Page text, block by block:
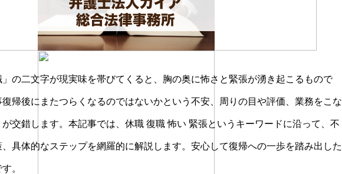
の二文字が現実味を帯びてくると、胸の奥に怖さと緊張が湧き起こるもので
帰後にまたつらくなるのではないかという不安、周りの目や評価、業務をこな
交錯します。本記事では、休職 復職 怖い 緊張というキーワードに沿って、不
具体的なステップを網羅的に解説します。安心して復帰への一歩を踏み出した
。